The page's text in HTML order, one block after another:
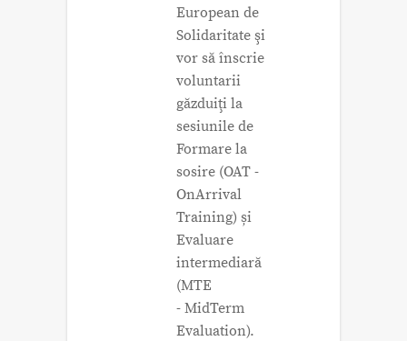
European de
Solidaritate şi
vor să înscrie
voluntarii
găzduiţi la
sesiunile de
Formare la
sosire (OAT -
OnArrival
Training) și
Evaluare
intermediară
(MTE
- MidTerm
Evaluation).